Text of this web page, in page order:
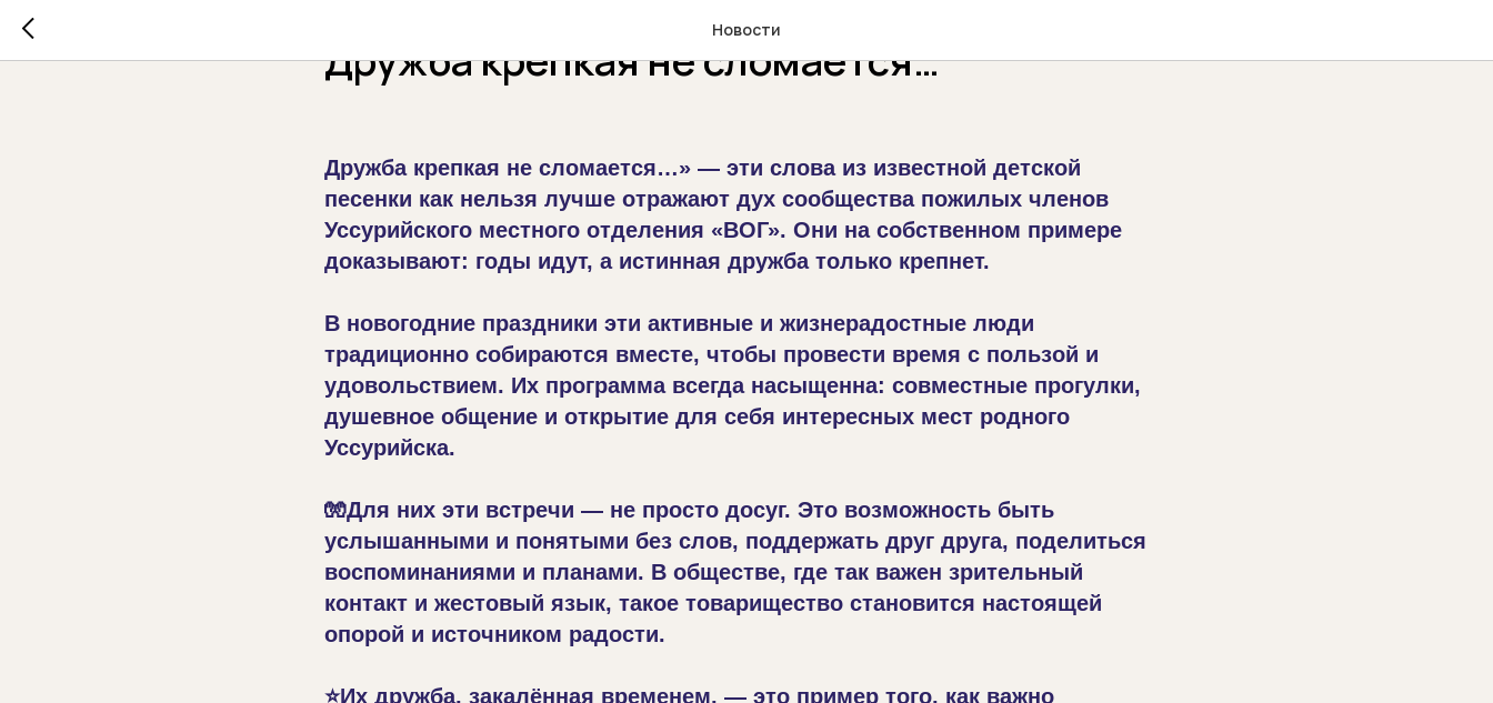
Новости
Дружба крепкая не сломается…
Дружба крепкая не сломается…» — эти слова из известной детской
песенки как нельзя лучше отражают дух сообщества пожилых членов
Уссурийского местного отделения «ВОГ». Они на собственном примере
доказывают: годы идут, а истинная дружба только крепнет.
В новогодние праздники эти активные и жизнерадостные люди
традиционно собираются вместе, чтобы провести время с пользой и
удовольствием. Их программа всегда насыщенна: совместные прогулки,
душевное общение и открытие для себя интересных мест родного
Уссурийска.
🧤Для них эти встречи — не просто досуг. Это возможность быть
услышанными и понятыми без слов, поддержать друг друга, поделиться
воспоминаниями и планами. В обществе, где так важен зрительный
контакт и жестовый язык, такое товарищество становится настоящей
опорой и источником радости.
⭐Их дружба, закалённая временем, — это пример того, как важно